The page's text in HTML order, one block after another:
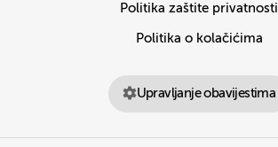
Politika zaštite privatnosti
Politika o kolačićima
Upravljanje obavijestima